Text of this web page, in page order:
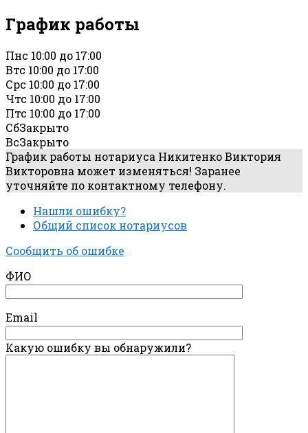
График работы
Пнс 10:00 до 17:00
Втс 10:00 до 17:00
Срс 10:00 до 17:00
Чтс 10:00 до 17:00
Птс 10:00 до 17:00
СбЗакрыто
ВсЗакрыто
График работы нотариуса Никитенко Виктория
Викторовна может изменяться! Заранее
уточняйте по контактному телефону.
Нашли ошибку?
Общий список нотариусов
Сообщить об ошибке
ФИО
Email
Какую ошибку вы обнаружили?